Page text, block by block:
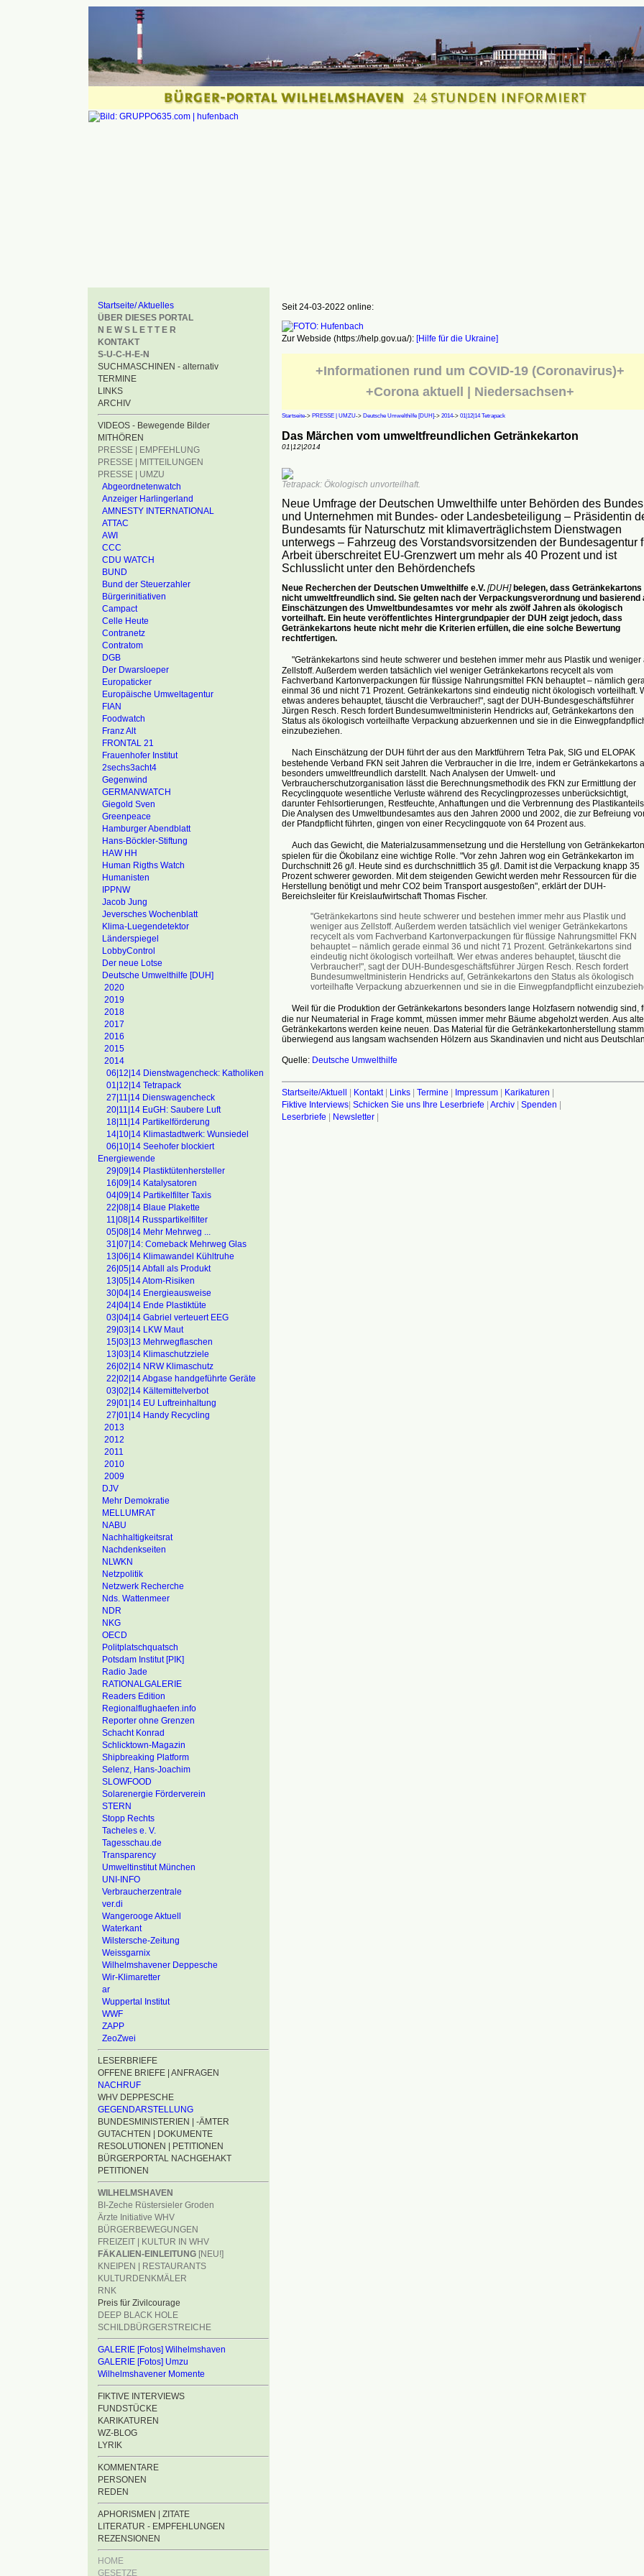
Startseite/ Aktuelles
ÜBER DIESES PORTAL
N E W S L E T T E R
KONTAKT
S-U-C-H-E-N
SUCHMASCHINEN - alternativ
TERMINE
LINKS
ARCHIV
VIDEOS - Bewegende Bilder
MITHÖREN
PRESSE | EMPFEHLUNG
PRESSE | MITTEILUNGEN
PRESSE | UMZU
Abgeordnetenwatch
Anzeiger Harlingerland
AMNESTY INTERNATIONAL
ATTAC
AWI
CCC
CDU WATCH
BUND
Bund der Steuerzahler
Bürgerinitiativen
Campact
Celle Heute
Contranetz
Contratom
DGB
Der Dwarsloeper
Europaticker
Europäische Umweltagentur
FIAN
Foodwatch
Franz Alt
FRONTAL 21
Frauenhofer Institut
2sechs3acht4
Gegenwind
GERMANWATCH
Giegold Sven
Greenpeace
Hamburger Abendblatt
Hans-Böckler-Stiftung
HAW HH
Human Rigths Watch
Humanisten
IPPNW
Jacob Jung
Jeversches Wochenblatt
Klima-Luegendetektor
Länderspiegel
LobbyControl
Der neue Lotse
Deutsche Umwelthilfe [DUH]
2020
2019
2018
2017
2016
2015
2014
06|12|14 Dienstwagencheck: Katholiken
01|12|14 Tetrapack
27|11|14 Dienswagencheck
20|11|14 EuGH: Saubere Luft
18|11|14 Partikelförderung
14|10|14 Klimastadtwerk: Wunsiedel
06|10|14 Seehofer blockiert
Energiewende
29|09|14 Plastiktütenhersteller
16|09|14 Katalysatoren
04|09|14 Partikelfilter Taxis
22|08|14 Blaue Plakette
11|08|14 Russpartikelfilter
05|08|14 Mehr Mehrweg ...
31|07|14: Comeback Mehrweg Glas
13|06|14 Klimawandel Kühltruhe
26|05|14 Abfall als Produkt
13|05|14 Atom-Risiken
30|04|14 Energieausweise
24|04|14 Ende Plastiktüte
03|04|14 Gabriel verteuert EEG
29|03|14 LKW Maut
15|03|13 Mehrwegflaschen
13|03|14 Klimaschutzziele
26|02|14 NRW Klimaschutz
22|02|14 Abgase handgeführte Geräte
03|02|14 Kältemittelverbot
29|01|14 EU Luftreinhaltung
27|01|14 Handy Recycling
2013
2012
2011
2010
2009
DJV
Mehr Demokratie
MELLUMRAT
NABU
Nachhaltigkeitsrat
Nachdenkseiten
NLWKN
Netzpolitik
Netzwerk Recherche
Nds. Wattenmeer
NDR
NKG
OECD
Politplatschquatsch
Potsdam Institut [PIK]
Radio Jade
RATIONALGALERIE
Readers Edition
Regionalflughaefen.info
Reporter ohne Grenzen
Schacht Konrad
Schlicktown-Magazin
Shipbreaking Platform
Selenz, Hans-Joachim
SLOWFOOD
Solarenergie Förderverein
STERN
Stopp Rechts
Tacheles e. V.
Tagesschau.de
Transparency
Umweltinstitut München
UNI-INFO
Verbraucherzentrale
ver.di
Wangerooge Aktuell
Waterkant
Wilstersche-Zeitung
Weissgarnix
Wilhelmshavener Deppesche
Wir-Klimaretter
ar
Wuppertal Institut
WWF
ZAPP
ZeoZwei
LESERBRIEFE
OFFENE BRIEFE | ANFRAGEN
NACHRUF
WHV DEPPESCHE
GEGENDARSTELLUNG
BUNDESMINISTERIEN | -ÄMTER
GUTACHTEN | DOKUMENTE
RESOLUTIONEN | PETITIONEN
BÜRGERPORTAL NACHGEHAKT
PETITIONEN
WILHELMSHAVEN
BI-Zeche Rüstersieler Groden
Ärzte Initiative WHV
BÜRGERBEWEGUNGEN
FREIZEIT | KULTUR IN WHV
FÄKALIEN-EINLEITUNG [NEU!]
KNEIPEN | RESTAURANTS
KULTURDENKMÄLER
RNK
Preis für Zivilcourage
DEEP BLACK HOLE
SCHILDBÜRGERSTREICHE
GALERIE [Fotos] Wilhelmshaven
GALERIE [Fotos] Umzu
Wilhelmshavener Momente
FIKTIVE INTERVIEWS
FUNDSTÜCKE
KARIKATUREN
WZ-BLOG
LYRIK
KOMMENTARE
PERSONEN
REDEN
APHORISMEN | ZITATE
LITERATUR - EMPFEHLUNGEN
REZENSIONEN
HOME
GESETZE
Seit 24-03-2022 online:
Zur Webside (https://help.gov.ua/): [Hilfe für die Ukraine]
+Informationen rund um COVID-19 (Coronavirus)+
+Corona aktuell | Niedersachsen+
Startseite-> PRESSE | UMZU-> Deutsche Umwelthilfe [DUH]-> 2014-> 01|12|14 Tetrapack
Das Märchen vom umweltfreundlichen Getränkekarton
01|12|2014
Tetrapack: Ökologisch unvorteilhaft.
Neue Umfrage der Deutschen Umwelthilfe unter Behörden des Bundes
und Unternehmen mit Bundes- oder Landesbeteiligung – Präsidentin
Bundesamts für Naturschutz mit klimaverträglichstem Dienstwagen
unterwegs – Fahrzeug des Vorstandsvorsitzenden der Bundesagentur
Arbeit überschreitet EU-Grenzwert um mehr als 40 Prozent und ist
Schlusslicht unter den Behördenchefs
Neue Recherchen der Deutschen Umwelthilfe e.V. [DUH]belegen, dass Getränkekartons
nicht umweltfreundlich sind. Sie gelten nach der Verpackungsverordnung und basierend
Einschätzungen des Umweltbundesamtes vor mehr als zwölf Jahren als ökologisch
vorteilhaft. Ein heute veröffentlichtes Hintergrundpapier der DUH zeigt jedoch, dass
Getränkekartons heute nicht mehr die Kriterien erfüllen, die eine solche Bewertung
rechtfertigen.
"Getränkekartons sind heute schwerer und bestehen immer mehr aus Plastik und weniger
Zellstoff. Außerdem werden tatsächlich viel weniger Getränkekartons recycelt als vom
Fachverband Kartonverpackungen für flüssige Nahrungsmittel FKN behauptet – nämlich
einmal 36 und nicht 71 Prozent. Getränkekartons sind eindeutig nicht ökologisch vorteilhaft.
etwas anderes behauptet, täuscht die Verbraucher!", sagt der DUH-Bundesgeschäftsführer
Jürgen Resch. Resch fordert Bundesumweltministerin Hendricks auf, Getränkekartons den
Status als ökologisch vorteilhafte Verpackung abzuerkennen und sie in die
einzubeziehen.
Nach Einschätzung der DUH führt der aus den Marktführern Tetra Pak, SIG und ELOPAK
bestehende Verband FKN seit Jahren die Verbraucher in die Irre, indem er Getränkekartons
besonders umweltfreundlich darstellt. Nach Analysen der Umwelt- und
Verbraucherschutzorganisation lässt die Berechnungsmethodik des FKN zur Ermittlung der
Recyclingquote wesentliche Verluste während des Recyclingprozesses unberücksichtigt,
darunter Fehlsortierungen, Restfeuchte, Anhaftungen und die Verbrennung des
Die Analysen des Umweltbundesamtes aus den Jahren 2000 und 2002, die zur Befreiung
der Pfandpflicht führten, gingen von einer Recyclingquote von 64 Prozent aus.
Auch das Gewicht, die Materialzusammensetzung und die Herstellung von
spielen für die Ökobilanz eine wichtige Rolle. "Vor zehn Jahren wog ein Getränkekarton im
Durchschnitt 26 g/l. Heute sind es durchschnittlich 35 g/l. Damit ist die Verpackung knapp 35
Prozent schwerer geworden. Mit dem steigenden Gewicht werden mehr Ressourcen für die
Herstellung benötigt und mehr CO2 beim Transport ausgestoßen", erklärt der DUH-
Bereichsleiter für Kreislaufwirtschaft Thomas Fischer.
"Getränkekartons sind heute schwerer und bestehen immer mehr aus Plastik und
weniger aus Zellstoff. Außerdem werden tatsächlich viel weniger Getränkekartons
recycelt als vom Fachverband Kartonverpackungen für flüssige Nahrungsmittel FKN
behauptet – nämlich gerade einmal 36 und nicht 71 Prozent. Getränkekartons sind
eindeutig nicht ökologisch vorteilhaft. Wer etwas anderes behauptet, täuscht die
Verbraucher!", sagt der DUH-Bundesgeschäftsführer Jürgen Resch. Resch fordert
Bundesumweltministerin Hendricks auf, Getränkekartons den Status als ökologisch
vorteilhafte Verpackung abzuerkennen und sie in die Einwegpfandpflicht
Weil für die Produktion der Getränkekartons besonders lange Holzfasern notwendig sind,
die nur Neumaterial in Frage kommt, müssen immer mehr Bäume abgeholzt werden. Aus
Getränkekartons werden keine neuen. Das Material für die Getränkekartonherstellung
überwiegend aus langsam wachsenden Hölzern aus Skandinavien und nicht aus
Quelle: Deutsche Umwelthilfe
Startseite/Aktuell | Kontakt| Links| Termine | Impressum| Karikaturen |
Fiktive Interviews| Schicken Sie uns Ihre Leserbriefe | Archiv| Spenden |
Leserbriefe | Newsletter|